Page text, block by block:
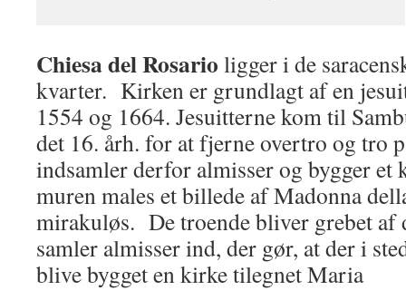
Chiesa del Rosario ligger i de
kvarter. Kirken er grundlagt af en
1554 og 1664. Jesuitterne kom til
det 16. årh. for at fjerne overtro og tro
indsamler derfor almisser og bygger et
muren males et billede af Madonna
mirakuløs. De troende bliver grebet af
samler almisser ind, der gør, at der i
blive bygget en kirke tilegnet Maria